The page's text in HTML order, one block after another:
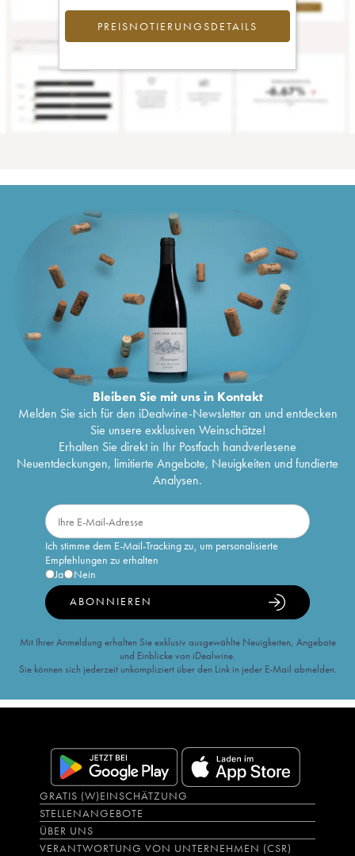
PREISNOTIERUNGSDETAILS
Bleiben Sie mit uns in Kontakt
Melden Sie sich für den iDealwine-Newsletter an und entdecken
Sie unsere exklusiven Weinschätze!
Erhalten Sie direkt in Ihr Postfach handverlesene
Neuentdeckungen, limitierte Angebote, Neuigkeiten und fundierte
Analysen.
Ich stimme dem E-Mail-Tracking zu, um personalisierte
Empfehlungen zu erhalten
Ja
Nein
ABONNIEREN
Mit Ihrer Anmeldung erhalten Sie exklusiv ausgewählte Neuigkeiten, Angebote
und Einblicke von iDealwine.
Sie können sich jederzeit unkompliziert über den Link in jeder E-Mail abmelden.
GRATIS (W)EINSCHÄTZUNG
STELLENANGEBOTE
ÜBER UNS
VERANTWORTUNG VON UNTERNEHMEN (CSR)